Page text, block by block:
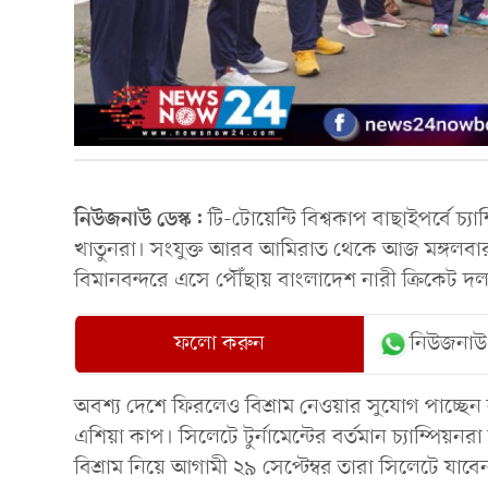
নিউজনাউ ডেস্ক:টি-টোয়েন্টি বিশ্বকাপ বাছাইপর্বে
খাতুনরা। সংযুক্ত আরব আমিরাত থেকে আজ
বিমানবন্দরে এসে পৌঁছায় বাংলাদেশ নারী ক্রিকেট
ফলো করুন
অবশ্য দেশে ফিরলেও বিশ্রাম নেওয়ার সুযোগ
এশিয়া কাপ। সিলেটে টুর্নামেন্টের বর্তমান
বিশ্রাম নিয়ে আগামী ২৯ সেপ্টেম্বর তারা সিলেটে